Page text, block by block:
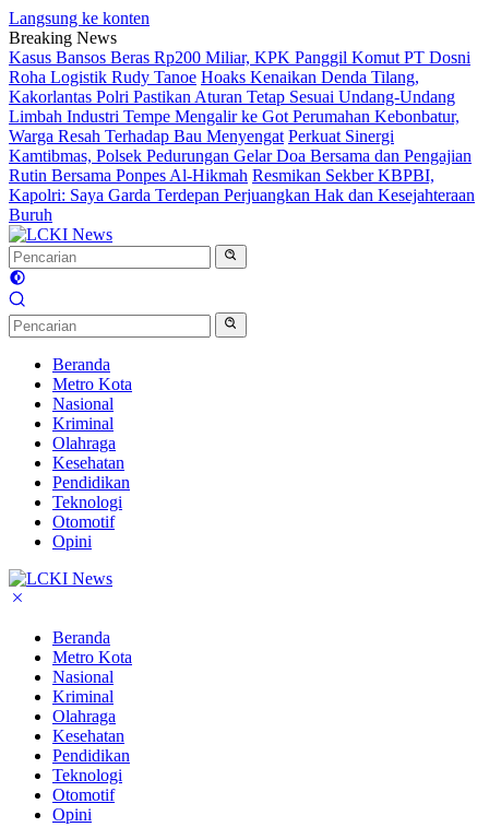
Langsung ke konten
Breaking News
Kasus Bansos Beras Rp200 Miliar, KPK Panggil Komut PT Dosni
Roha Logistik Rudy Tanoe Hoaks Kenaikan Denda Tilang,
Kakorlantas Polri Pastikan Aturan Tetap Sesuai Undang-Undang
Limbah Industri Tempe Mengalir ke Got Perumahan Kebonbatur,
Warga Resah Terhadap Bau Menyengat Perkuat Sinergi
Kamtibmas, Polsek Pedurungan Gelar Doa Bersama dan Pengajian
Rutin Bersama Ponpes Al-Hikmah Resmikan Sekber KBPBI,
Kapolri: Saya Garda Terdepan Perjuangkan Hak dan Kesejahteraan
Buruh
Beranda
Metro Kota
Nasional
Kriminal
Olahraga
Kesehatan
Pendidikan
Teknologi
Otomotif
Opini
Beranda
Metro Kota
Nasional
Kriminal
Olahraga
Kesehatan
Pendidikan
Teknologi
Otomotif
Opini